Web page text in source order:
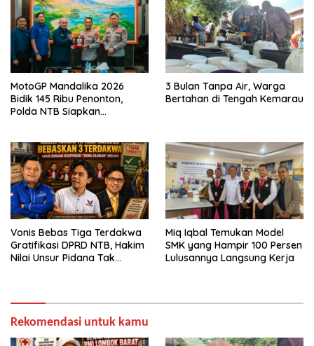
MotoGP Mandalika 2026
Bidik 145 Ribu Penonton,
Polda NTB Siapkan
3 Bulan Tanpa Air, Warga
Bertahan di Tengah Kemarau
Vonis Bebas Tiga Terdakwa
Gratifikasi DPRD NTB, Hakim
Nilai Unsur Pidana Tak
Miq Iqbal Temukan Model
SMK yang Hampir 100 Persen
Lulusannya Langsung Kerja
Rekomendasi untuk kamu